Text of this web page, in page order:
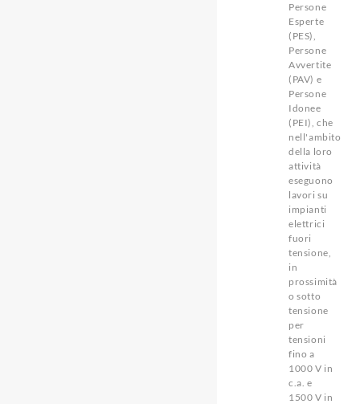
Persone
Esperte
(PES),
Persone
Avvertite
(PAV) e
Persone
Idonee
(PEI), che
nell'ambito
della loro
attività
eseguono
lavori su
impianti
elettrici
fuori
tensione,
in
prossimità
o sotto
tensione
per
tensioni
fino a
1000 V in
c.a. e
1500 V in